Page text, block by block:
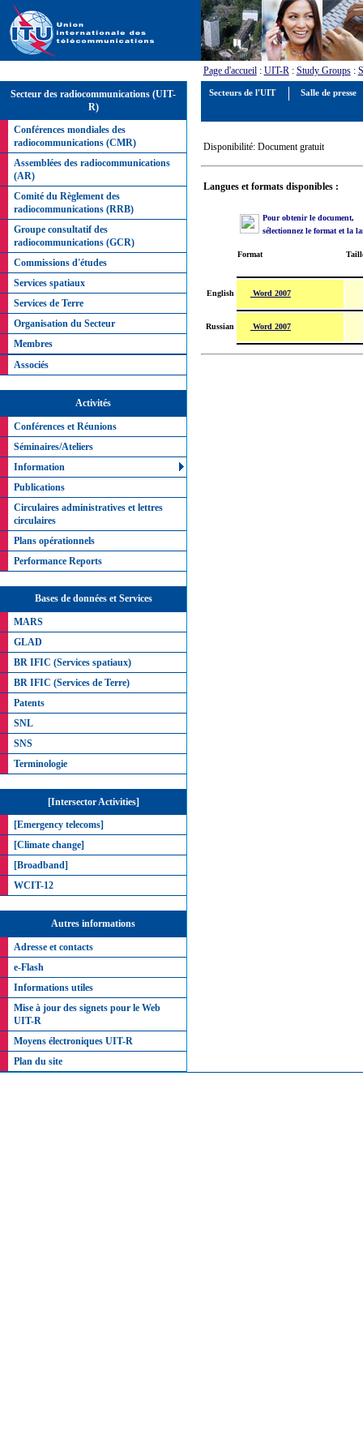
Page d'accueil: UIT-R: Study Groups:
Secteur des radiocommunications (UIT-
R)
Conférences mondiales des
radiocommunications (CMR)
Assemblées des radiocommunications
(AR)
Comité du Règlement des
radiocommunications (RRB)
Groupe consultatif des
radiocommunications (GCR)
Commissions d'études
Services spatiaux
Services de Terre
Organisation du Secteur
Membres
Associés
Activités
Conférences et Réunions
Séminaires/Ateliers
Information
Publications
Circulaires administratives et lettres
circulaires
Plans opérationnels
Performance Reports
Bases de données et Services
MARS
GLAD
BR IFIC (Services spatiaux)
BR IFIC (Services de Terre)
Patents
SNL
SNS
Terminologie
[Intersector Activities]
[Emergency telecoms]
[Climate change]
[Broadband]
WCIT-12
Autres informations
Adresse et contacts
e-Flash
Informations utiles
Mise à jour des signets pour le Web
UIT-R
Moyens électroniques UIT-R
Plan du site
Disponibilité: Document gratuit
Langues et formats disponibles :
Pour obtenir le document,
sélectionnez le format et la
Format
English Word 2007
Russian Word 2007
Secteurs de l'UIT Salle de presse